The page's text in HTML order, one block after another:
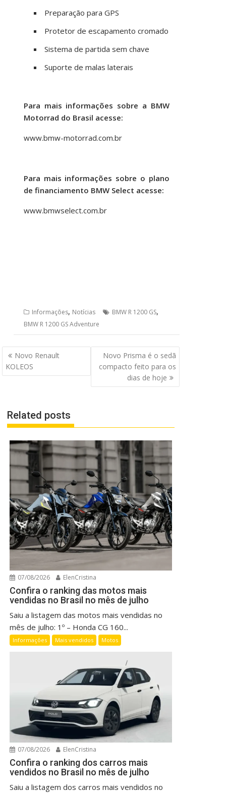
Preparação para GPS
Protetor de escapamento cromado
Sistema de partida sem chave
Suporte de malas laterais
Para mais informações sobre a BMW
Motorrad do Brasil acesse:
www.bmw-motorrad.com.br
Para mais informações sobre o plano
de financiamento BMW Select acesse:
www.bmwselect.com.br
Informações, Notícias BMW R 1200 GS,
BMW R 1200 GS Adventure
Navegação
de
Post
Novo Renault
KOLEOS
Novo Prisma é o sedã
compacto feito para os
dias de hoje
Related posts
07/08/2026 ElenCristina
Confira o ranking das motos mais
vendidas no Brasil no mês de julho
Saiu a listagem das motos mais vendidas no
mês de julho: 1º – Honda CG 160...
Informações Mais vendidos Motos
07/08/2026 ElenCristina
Confira o ranking dos carros mais
vendidos no Brasil no mês de julho
Saiu a listagem dos carros mais vendidos no